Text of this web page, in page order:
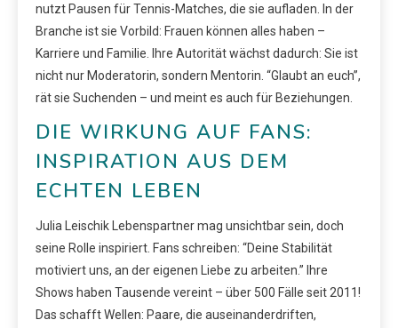
nutzt Pausen für Tennis-Matches, die sie aufladen. In der
Branche ist sie Vorbild: Frauen können alles haben –
Karriere und Familie. Ihre Autorität wächst dadurch: Sie ist
nicht nur Moderatorin, sondern Mentorin. “Glaubt an euch”,
rät sie Suchenden – und meint es auch für Beziehungen.
DIE WIRKUNG AUF FANS:
INSPIRATION AUS DEM
ECHTEN LEBEN
Julia Leischik Lebenspartner mag unsichtbar sein, doch
seine Rolle inspiriert. Fans schreiben: “Deine Stabilität
motiviert uns, an der eigenen Liebe zu arbeiten.” Ihre
Shows haben Tausende vereint – über 500 Fälle seit 2011!
Das schafft Wellen: Paare, die auseinanderdriften,